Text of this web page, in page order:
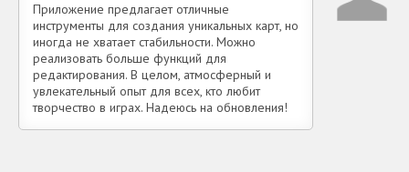
Приложение предлагает отличные
инструменты для создания уникальных карт, но
иногда не хватает стабильности. Можно
реализовать больше функций для
редактирования. В целом, атмосферный и
увлекательный опыт для всех, кто любит
творчество в играх. Надеюсь на обновления!